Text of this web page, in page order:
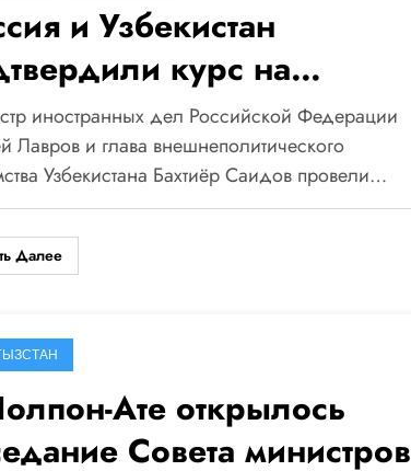
и Узбекистан
курс на
стратегического
на полях саммита
иностранных дел Российской Федерации
Лавров и глава внешнеполитического
Узбекистана Бахтиёр Саидов провели…
Далее
Ате открылось
Совета министров